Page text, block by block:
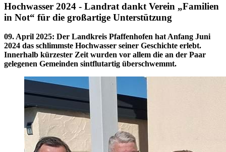
Hochwasser 2024 - Landrat dankt Verein „Familien
in Not“ für die großartige Unterstützung
09. April 2025: Der Landkreis Pfaffenhofen hat Anfang Juni
2024 das schlimmste Hochwasser seiner Geschichte erlebt.
Innerhalb kürzester Zeit wurden vor allem die an der Paar
gelegenen Gemeinden sintflutartig überschwemmt.